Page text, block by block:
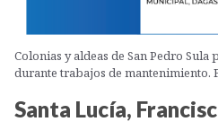
Colonias y aldeas de San Pedro
durante trabajos de mantenimiento.
Santa Lucía,